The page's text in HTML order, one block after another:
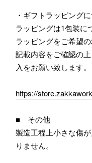
・ギフトラッピング
ラッピングは1包装に
ラッピングをご希望
記載内容をご確認の
入をお願い致します。
https://
■ その他
製造工程上小さな傷
りません。